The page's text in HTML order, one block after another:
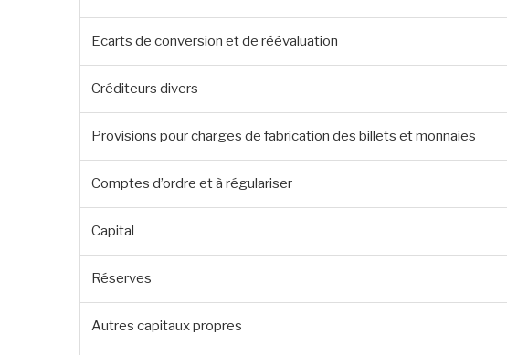
Ecarts de conversion et de réévaluation
Créditeurs divers
Provisions pour charges de fabrication des billets et monnaies
Comptes d’ordre et à régulariser
Capital
Réserves
Autres capitaux propres